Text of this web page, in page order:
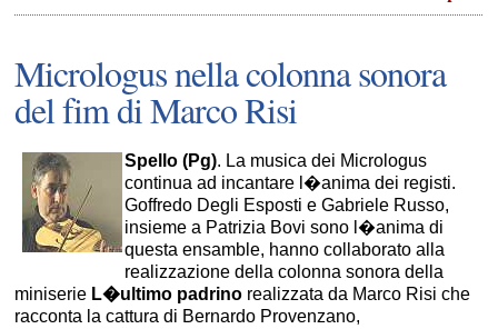
Micrologus nella colonna sonora
del fim di Marco Risi
Spello (Pg). La musica dei Micrologus
continua ad incantare l�anima dei registi.
Goffredo Degli Esposti e Gabriele Russo,
insieme a Patrizia Bovi sono l�anima di
questa ensamble, hanno collaborato alla
realizzazione della colonna sonora della
miniserie L�ultimo padrino realizzata da Marco Risi che
racconta la cattura di Bernardo Provenzano,